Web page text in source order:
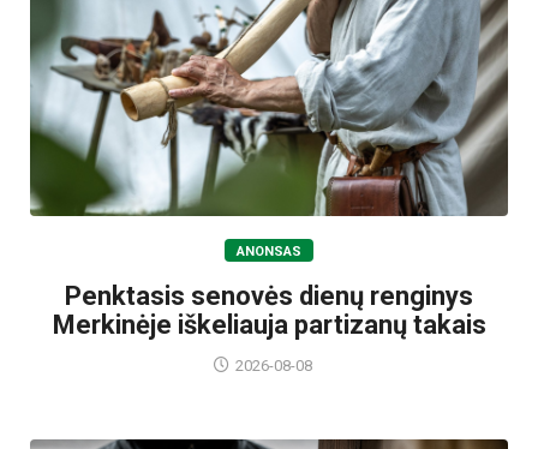
ANONSAS
Penktasis senovės dienų renginys
Merkinėje iškeliauja partizanų takais
2026-08-08